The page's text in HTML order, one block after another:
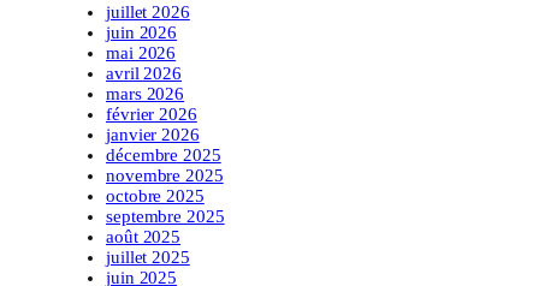
juillet 2026
juin 2026
mai 2026
avril 2026
mars 2026
février 2026
janvier 2026
décembre 2025
novembre 2025
octobre 2025
septembre 2025
août 2025
juillet 2025
juin 2025